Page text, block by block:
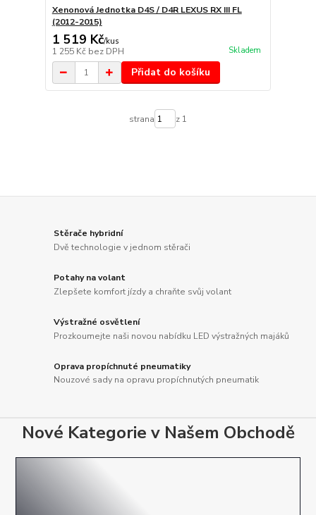
Xenonová Jednotka D4S / D4R LEXUS RX III FL
(2012-2015)
1 519 Kč/kus
1 255 Kč bez DPH Skladem
Přidat do košíku
strana z 1
Stěrače hybridní
Dvě technologie v jednom stěrači
Potahy na volant
Zlepšete komfort jízdy a chraňte svůj volant
Výstražné osvětlení
Prozkoumejte naši novou nabídku LED výstražných majáků
Oprava propíchnuté pneumatiky
Nouzové sady na opravu propíchnutých pneumatik
Nové Kategorie v Našem Obchodě